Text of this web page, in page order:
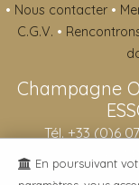
• Nous contacter •
C.G.V. •
Champagne
Tél. +33 (0)6
En poursuivant